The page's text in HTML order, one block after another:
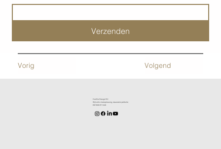
Verzenden
Volgend
Vorig
KenDa Design BV.
Stijlvolle vloeroplossing, duurzame perfectie
BE1030.911.545